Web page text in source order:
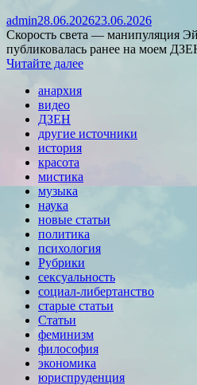
admin28.06.202623.06.2026
Скорость света — манипуляция
публиковалась ранее на моем
Читайте далее
анархия
видео
ДЗЕН
другие источники
история
красота
мистика
музыка
наука
новые статьи
политика
психология
Рубрики
сексуальность
социал-либертанство
старые статьи
Статьи
феминизм
философия
экономика
юриспруденция